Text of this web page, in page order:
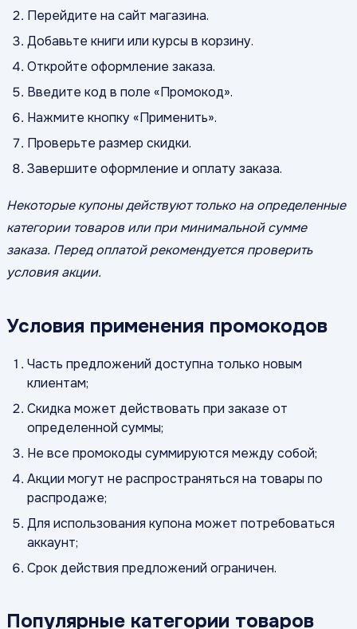
Перейдите на сайт магазина.
Добавьте книги или курсы в корзину.
Откройте оформление заказа.
Введите код в поле «Промокод».
Нажмите кнопку «Применить».
Проверьте размер скидки.
Завершите оформление и оплату заказа.
Некоторые купоны действуют только на определенные
категории товаров или при минимальной сумме
заказа. Перед оплатой рекомендуется проверить
условия акции.
Условия применения промокодов
Часть предложений доступна только новым
клиентам;
Скидка может действовать при заказе от
определенной суммы;
Не все промокоды суммируются между собой;
Акции могут не распространяться на товары по
распродаже;
Для использования купона может потребоваться
аккаунт;
Срок действия предложений ограничен.
Популярные категории товаров